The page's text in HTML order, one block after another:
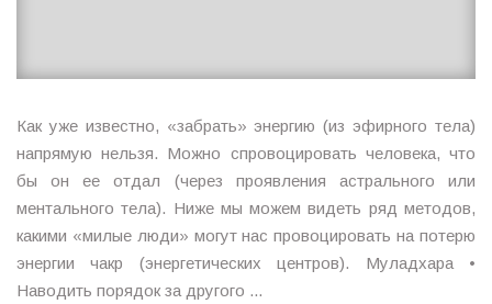
Как уже известно, «забрать» энергию (из эфирного тела)
напрямую нельзя. Можно спровоцировать человека, что
бы он ее отдал (через проявления астрального или
ментального тела). Ниже мы можем видеть ряд методов,
какими «милые люди» могут нас провоцировать на потерю
энергии чакр (энергетических центров). Муладхара •
Наводить порядок за другого ...